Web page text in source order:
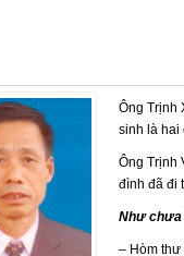
Ông Trịnh
sinh là hai
Ông Trịnh
đình đã đi
Như
– Hòm thư